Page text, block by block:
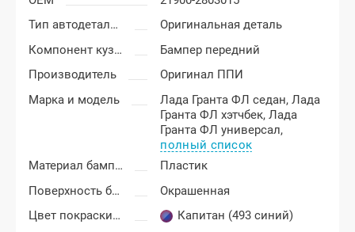
Тип автодеталей
Оригинальная деталь
Компонент кузова
Бампер передний
Производитель
Оригинал ППИ
Марка и модель
Лада Гранта ФЛ седан,Лада
Гранта ФЛ хэтчбек,Лада
Гранта ФЛ универсал,
полный список
Материал бампера
Пластик
Поверхность бампера
Окрашенная
Цвет покраски Лада Гранта ФЛ (FL)
Капитан (493 синий)